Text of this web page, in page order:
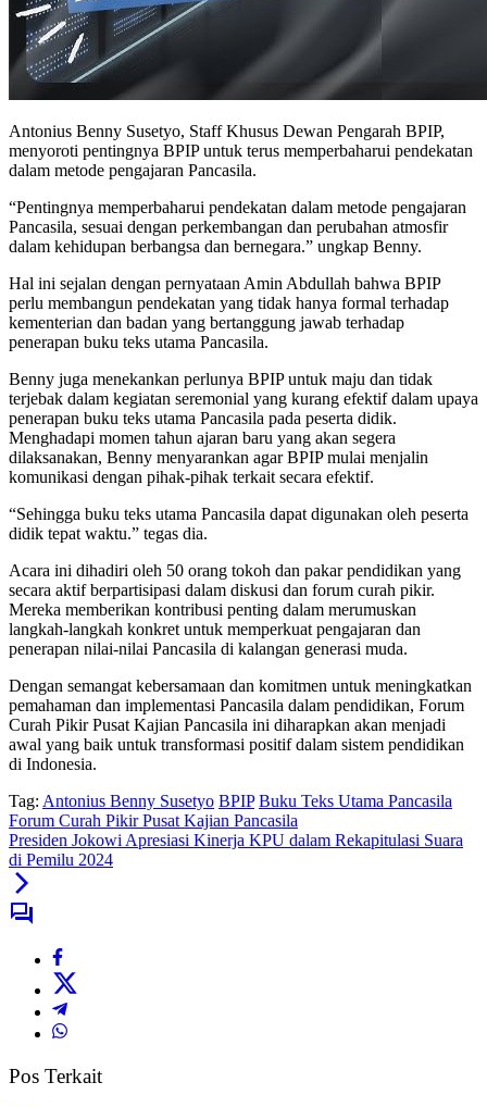
Antonius Benny Susetyo, Staff Khusus Dewan Pengarah BPIP,
menyoroti pentingnya BPIP untuk terus memperbaharui pendekatan
dalam metode pengajaran Pancasila.
“Pentingnya memperbaharui pendekatan dalam metode pengajaran
Pancasila, sesuai dengan perkembangan dan perubahan atmosfir
dalam kehidupan berbangsa dan bernegara.” ungkap Benny.
Hal ini sejalan dengan pernyataan Amin Abdullah bahwa BPIP
perlu membangun pendekatan yang tidak hanya formal terhadap
kementerian dan badan yang bertanggung jawab terhadap
penerapan buku teks utama Pancasila.
Benny juga menekankan perlunya BPIP untuk maju dan tidak
terjebak dalam kegiatan seremonial yang kurang efektif dalam upaya
penerapan buku teks utama Pancasila pada peserta didik.
Menghadapi momen tahun ajaran baru yang akan segera
dilaksanakan, Benny menyarankan agar BPIP mulai menjalin
komunikasi dengan pihak-pihak terkait secara efektif.
“Sehingga buku teks utama Pancasila dapat digunakan oleh peserta
didik tepat waktu.” tegas dia.
Acara ini dihadiri oleh 50 orang tokoh dan pakar pendidikan yang
secara aktif berpartisipasi dalam diskusi dan forum curah pikir.
Mereka memberikan kontribusi penting dalam merumuskan
langkah-langkah konkret untuk memperkuat pengajaran dan
penerapan nilai-nilai Pancasila di kalangan generasi muda.
Dengan semangat kebersamaan dan komitmen untuk meningkatkan
pemahaman dan implementasi Pancasila dalam pendidikan, Forum
Curah Pikir Pusat Kajian Pancasila ini diharapkan akan menjadi
awal yang baik untuk transformasi positif dalam sistem pendidikan
di Indonesia.
Tag: Antonius Benny Susetyo BPIP Buku Teks Utama Pancasila
Forum Curah Pikir Pusat Kajian Pancasila
Presiden Jokowi Apresiasi Kinerja KPU dalam Rekapitulasi Suara
di Pemilu 2024
Pos Terkait